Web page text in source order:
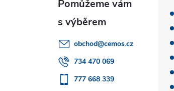
obchod@cemos.cz
734 470 069
777 668 339